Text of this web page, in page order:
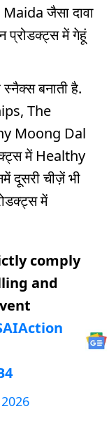
जैसा दावा
प्रोडक्ट्स में गेहूं
बनाती है.
The
Moong Dal
में Healthy
दूसरी चीज़ें भी
में
comply
and